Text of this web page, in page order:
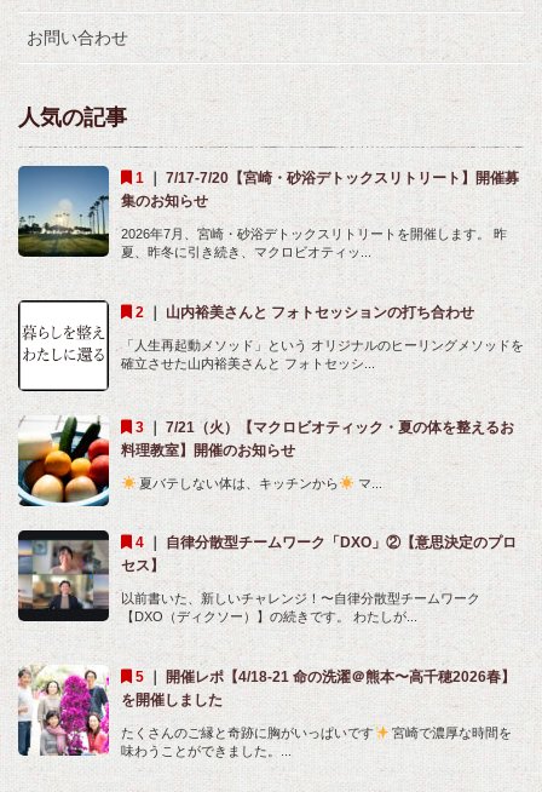
お問い合わせ
人気の記事
7/17-7/20【宮崎・砂浴デトックスリトリート】開催募
集のお知らせ
2026年7月、宮崎・砂浴デトックスリトリートを開催します。 昨
夏、昨冬に引き続き、マクロビオティッ...
｜ 山内裕美さんと フォトセッションの打ち合わせ
「人生再起動メソッド」という オリジナルのヒーリングメソッドを
確立させた山内裕美さんと フォトセッシ...
｜ 7/21（火）【マクロビオティック・夏の体を整えるお
料理教室】開催のお知らせ
夏バテしない体は、キッチンから マ...
自律分散型チームワーク「DXO」②【意思決定のプロ
セス】
以前書いた、新しいチャレンジ！〜自律分散型チームワーク
【DXO（ディクソー）】の続きです。 わたしが...
｜ 開催レポ【4/18-21 命の洗濯＠熊本〜高千穂2026春】
を開催しました
たくさんのご縁と奇跡に胸がいっぱいです
宮崎で濃厚な時間を
味わうことができました。...